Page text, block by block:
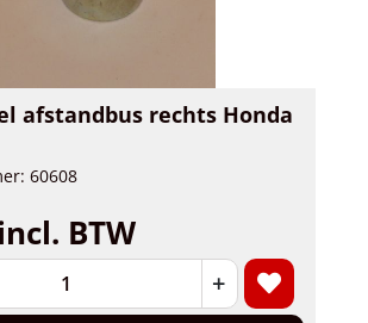
afstandbus rechts Honda
60608
BTW
+